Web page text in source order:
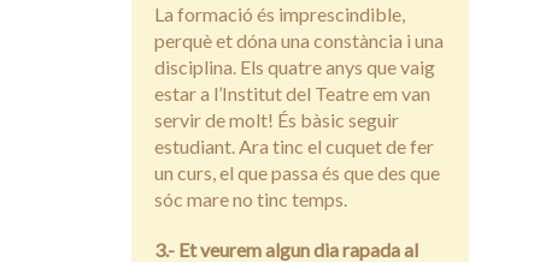
La formació és imprescindible,
perquè et dóna una constància i una
disciplina. Els quatre anys que vaig
estar a l’Institut del Teatre em van
servir de molt! És bàsic seguir
estudiant. Ara tinc el cuquet de fer
un curs, el que passa és que des que
sóc mare no tinc temps.
3.- Et veurem algun dia rapada al